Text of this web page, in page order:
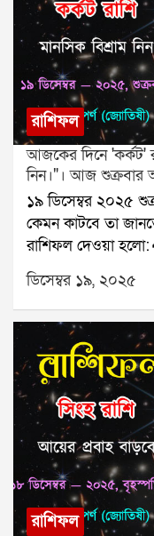
রাশিফল
আজকের দিনে 'কর্কট'
নিন।"। আজ শুক্রবার
১৯ ডিসেম্বর ২০২৫ শুক্রবার, আপনার রাশিচক্র অনুযায়ী দিনটি
কেমন কাটবে তা
রাশিফল দেওয়া
বৃষ (Taurus):
ব্যস্ততা বাড়বে।🦀
সিংহ (Leo): বাড়তি
তুলা (Libra): ট্রাভেল
পাওয়া।🏹 ধনু
(Capricorn): কথায়
পাবেন।🐟 মীন
সমস্যার স্থায়ী
ডিসেম্বর ১৯, ২০২৫
রাশিফল